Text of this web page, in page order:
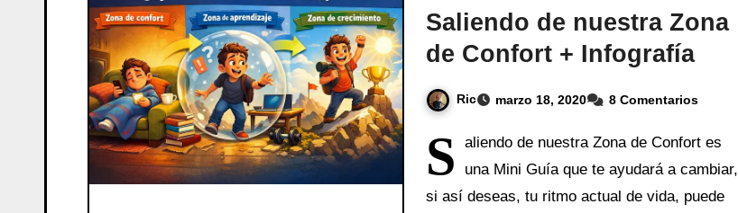
Saliendo de nuestra Zona
de Confort + Infografía
Ric marzo 18, 2020 8 Comentarios
S
aliendo de nuestra Zona de Confort es
una Mini Guía que te ayudará a cambiar,
si así deseas, tu ritmo actual de vida, puede